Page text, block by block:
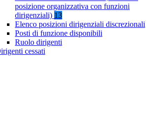
posizione organizzativa con funzioni
dirigenziali) 13
Elenco posizioni dirigenziali discrezionali
Posti di funzione disponibili
Ruolo dirigenti
cessati